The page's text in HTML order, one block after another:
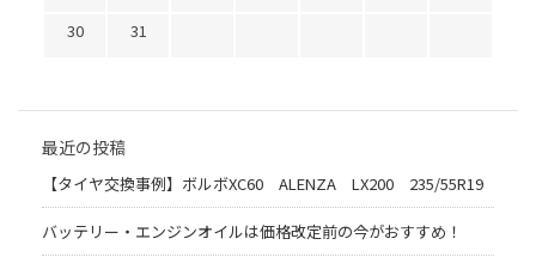
30
31
最近の投稿
【タイヤ交換事例】ボルボXC60 ALENZA LX200 235/55R19
バッテリー・エンジンオイルは価格改定前の今がおすすめ！